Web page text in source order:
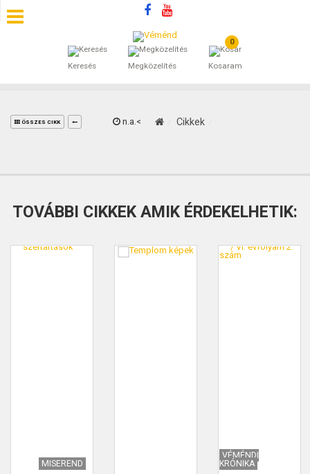
Keresés Megközelítés
0
Kosaram
SZÁLLÁSOK
ÁLTALÁNOS SZERZŐDÉSI FELTÉTELEK
ÖSSZES CIKK n.a.< Cikkek
TOVÁBBI CIKKEK AMIK ÉRDEKELHETIK:
MISEREND
VÉMÉNDI
KRÓNIKA